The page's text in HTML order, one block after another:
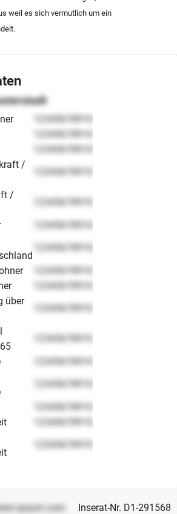
weil es sich vermutlich um ein
12345678910
12345678910
12345678910
/
12345678910
/
12345678910
12345678910
12345678910
12345678910
12345678910
über
12345678910
12345678910
12345678910
12345678910
12345678910
12345678910
12345678910
ipsum.com Inserat-Nr. D1-291568